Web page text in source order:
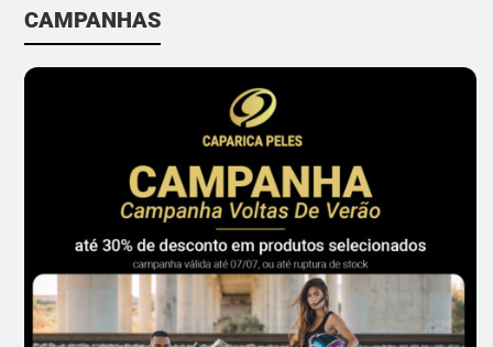
CAMPANHAS